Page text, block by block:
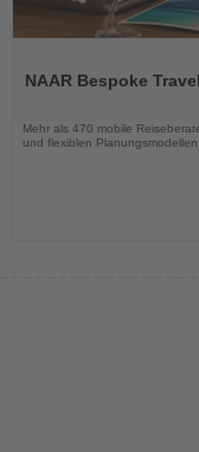
dieNAAR Bespoke
Mehr als 470 mobile
und flexiblen Planungsmodellen